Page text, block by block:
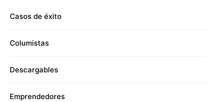
Casos de éxito
Columistas
Descargables
Emprendedores